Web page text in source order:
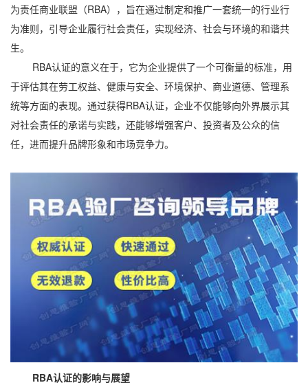
为责任商业联盟（RBA），旨在通过制定和推广一套统一的行业行
为准则，引导企业履行社会责任，实现经济、社会与环境的和谐共
生。
RBA认证的意义在于，它为企业提供了一个可衡量的标准，用
于评估其在劳工权益、健康与安全、环境保护、商业道德、管理系
统等方面的表现。通过获得RBA认证，企业不仅能够向外界展示其
对社会责任的承诺与实践，还能够增强客户、投资者及公众的信
任，进而提升品牌形象和市场竞争力。
RBA认证的影响与展望